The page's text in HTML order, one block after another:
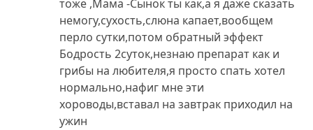
тоже ,Мама -Сынок ты как,а я даже сказать
немогу,сухость,слюна капает,вообщем
перло сутки,потом обратный эффект
Бодрость 2суток,незнаю препарат как и
грибы на любителя,я просто спать хотел
нормально,нафиг мне эти
хороводы,вставал на завтрак приходил на
ужин